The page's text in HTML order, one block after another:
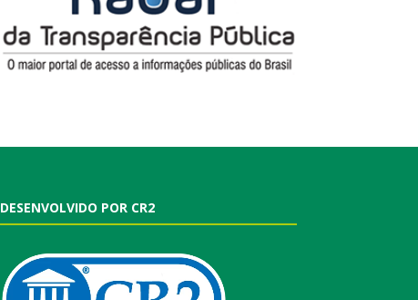
DESENVOLVIDO POR CR2